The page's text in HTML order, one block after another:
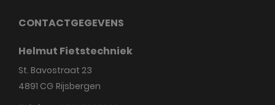
CONTACTGEGEVENS
Helmut Fietstechniek
St. Bavostraat 23
4891 CG Rijsbergen